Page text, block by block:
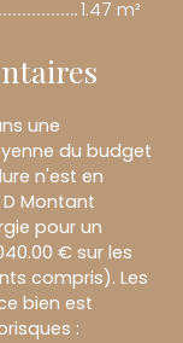
1.47 m²
une
du budget
n'est en
Montant
pour un
€ sur les
compris). Les
bien est
: